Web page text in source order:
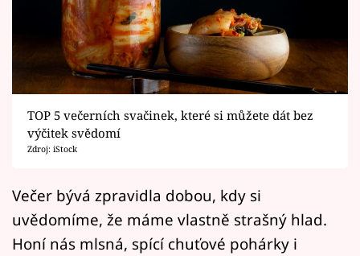
Horoskopy
Sledujte prima+
Filmový festival Karlovy Vary
Pořady
Přihlášení
TOP 5 večerních svačinek, které si můžete dát bez
výčitek svědomí
Zdroj: iStock
Večer bývá zpravidla dobou, kdy si
uvědomíme, že máme vlastně strašný hlad.
Honí nás mlsná, spící chuťové pohárky i